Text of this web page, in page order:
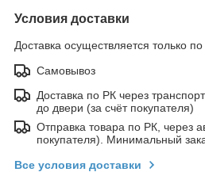
Условия доставки
Доставка осуществляется только
Самовывоз
Доставка по РК через
до двери (за счёт покупателя)
Отправка товара по РК, через
покупателя). Минимальный
Все условия доставки